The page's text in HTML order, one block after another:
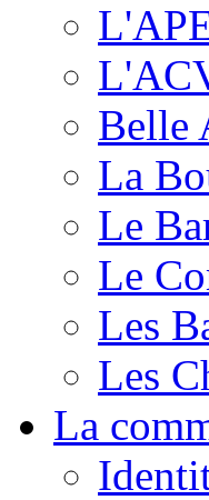
Belle
La
Le
Le
Les
Les
La